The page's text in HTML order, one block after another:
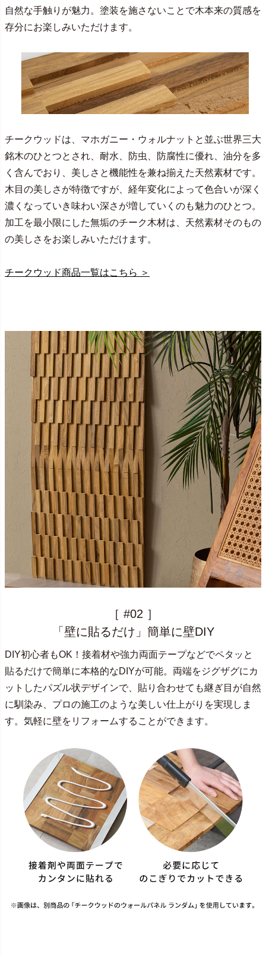
自然な手触りが魅力。塗装を施さないことで木本来の質感を
存分にお楽しみいただけます。
チークウッドは、マホガニー・ウォルナットと並ぶ世界三大
銘木のひとつとされ、耐水、防虫、防腐性に優れ、油分を多
く含んでおり、美しさと機能性を兼ね揃えた天然素材です。
木目の美しさが特徴ですが、経年変化によって色合いが深く
濃くなっていき味わい深さが増していくのも魅力のひとつ。
加工を最小限にした無垢のチーク木材は、天然素材そのもの
の美しさをお楽しみいただけます。
チークウッド商品一覧はこちら ＞
［ #02 ］
「壁に貼るだけ」簡単に壁DIY
DIY初心者もOK！接着材や強力両面テープなどでペタッと
貼るだけで簡単に本格的なDIYが可能。両端をジグザグにカ
ットしたパズル状デザインで、貼り合わせても継ぎ目が自然
に馴染み、プロの施工のような美しい仕上がりを実現しま
す。気軽に壁をリフォームすることができます。